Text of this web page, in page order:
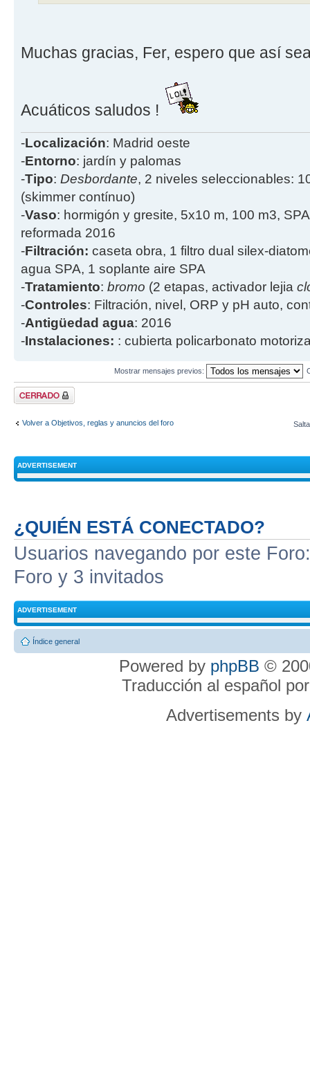
Muchas gracias, Fer, espero que así
Acuáticos saludos !
-Localización: Madrid oeste
-Entorno: jardín y palomas
-Tipo: Desbordante, 2 niveles seleccionables:
(skimmer contínuo)
-Vaso: hormigón y gresite, 5x10 m, 100 m3,
reformada 2016
-Filtración: caseta obra, 1 filtro dual silex-
agua SPA, 1 soplante aire SPA
-Tratamiento: bromo (2 etapas, activador lejia
-Controles: Filtración, nivel, ORP y pH auto,
-Antigüedad agua: 2016
-Instalaciones: : cubierta policarbonato
Mostrar mensajes previos:
Tema cerrado
Volver a Objetivos, reglas y anuncios del foro
ADVERTISEMENT
¿QUIÉN ESTÁ CONECTADO?
Usuarios navegando por este
Foro y 3 invitados
ADVERTISEMENT
Índice general
Powered by phpBB ©
Traducción al español
Advertisements by